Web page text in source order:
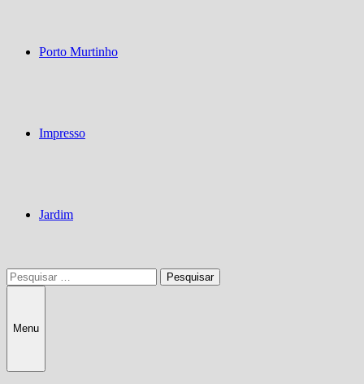
Porto Murtinho
Impresso
Jardim
Pesquisar
por:
Menu